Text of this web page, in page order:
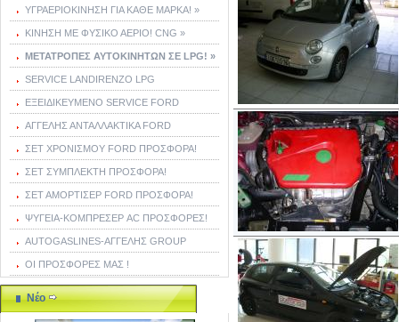
ΥΓΡΑΕΡΙΟΚΙΝΗΣΗ ΓΙΑ ΚΑΘΕ ΜΑΡΚΑ! »
ΚΙΝΗΣΗ ΜΕ ΦΥΣΙΚΟ ΑΕΡΙΟ! CNG »
ΜΕΤΑΤΡΟΠΕΣ ΑΥΤΟΚΙΝΗΤΩΝ ΣΕ LPG! »
SERVICE LANDIRENZO LPG
ΕΞΕΙΔΙΚΕΥΜΕΝΟ SERVICE FORD
ΑΓΓΕΛΗΣ ΑΝΤΑΛΛΑΚΤΙΚΑ FORD
ΣΕΤ ΧΡΟΝΙΣΜΟΥ FORD ΠΡΟΣΦΟΡΑ!
ΣΕΤ ΣΥΜΠΛΕΚΤΗ ΠΡΟΣΦΟΡΑ!
ΣΕΤ ΑΜΟΡΤΙΣΕΡ FORD ΠΡΟΣΦΟΡΑ!
ΨΥΓΕΙΑ-ΚΟΜΠΡΕΣΕΡ AC ΠΡΟΣΦΟΡΕΣ!
AUTOGASLINES-ΑΓΓΕΛΗΣ GROUP
ΟΙ ΠΡΟΣΦΟΡΕΣ ΜΑΣ !
Νέο